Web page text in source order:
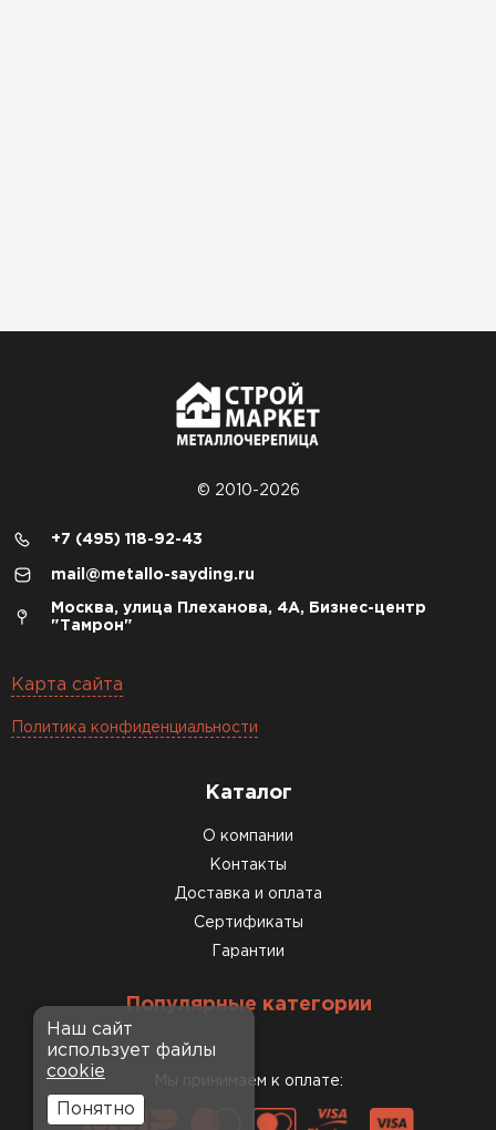
© 2010-2026
+7 (495) 118-92-43
mail@metallo-sayding.ru
Москва, улица Плеханова, 4А, Бизнес-центр
"Тамрон"
Карта сайта
Политика конфиденциальности
Каталог
О компании
Контакты
Доставка и оплата
Сертификаты
Гарантии
Популярные категории
Мы принимаем к оплате:
Наш сайт
использует файлы
cookie
Понятно